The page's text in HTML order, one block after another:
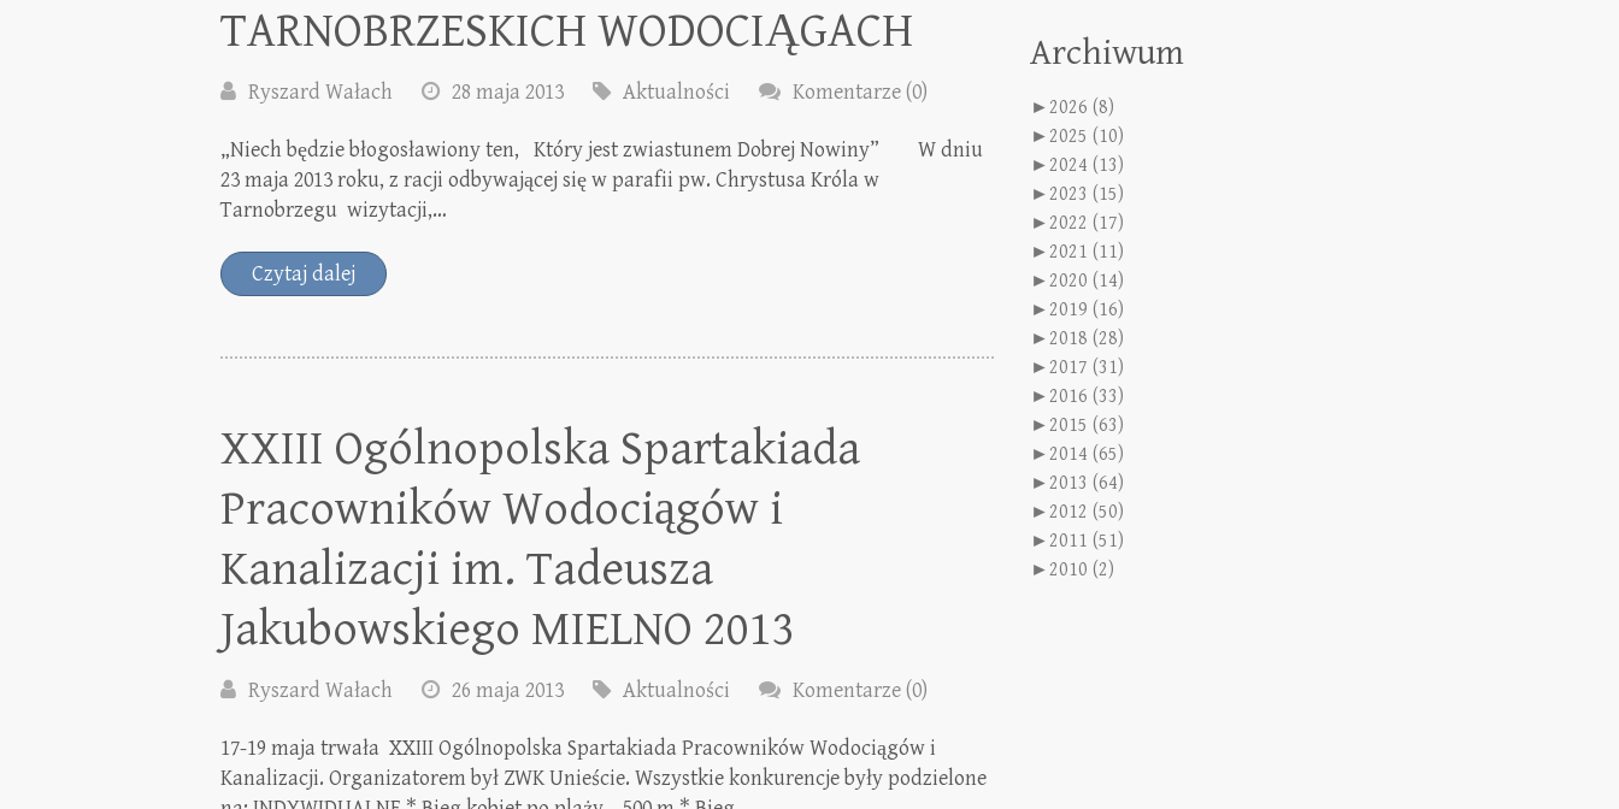
TARNOBRZESKICH WODOCIĄGACH
Ryszard Wałach 28 maja 2013 Aktualności Komentarze (0)
„Niech będzie błogosławiony ten, Który jest zwiastunem Dobrej Nowiny” W dniu
23 maja 2013 roku, z racji odbywającej się w parafii pw. Chrystusa Króla w
Tarnobrzegu wizytacji,…
Czytaj dalej
XXIII Ogólnopolska Spartakiada
Pracowników Wodociągów i
Kanalizacji im. Tadeusza
Jakubowskiego MIELNO 2013
Ryszard Wałach 26 maja 2013 Aktualności Komentarze (0)
17-19 maja trwała XXIII Ogólnopolska Spartakiada Pracowników Wodociągów i
Kanalizacji. Organizatorem był ZWK Unieście. Wszystkie konkurencje były podzielone
Archiwum
►2026 (8)
►2025 (10)
►2024 (13)
►2023 (15)
►2022 (17)
►2021 (11)
►2020 (14)
►2019 (16)
►2018 (28)
►2017 (31)
►2016 (33)
►2015 (63)
►2014 (65)
►2013 (64)
►2012 (50)
►2011 (51)
►2010 (2)